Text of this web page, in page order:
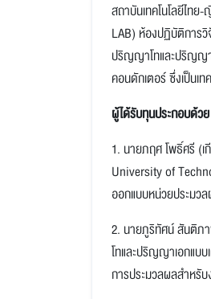
สถาบันเทคโนโลยีไท
LAB) ห้องปฏิบัติการ
ปริญญาโทและปริญญา
คอนดักเตอร์ ซึ่งเป็นเ
ผู้ได้รับทุนประกอบด้วย
1. นายภฤศ โพธิ์ศรี (
University of
ออกแบบหน่วยประมว
2. นายภูริทัศน์ สันติภ
โทและปริญญาเอกแบ
การประมวลผลสำหรั